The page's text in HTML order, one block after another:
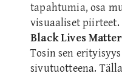
tapahtumia, osa
visuaaliset
Black Lives Matter
Tosin sen
sivutuotteena.